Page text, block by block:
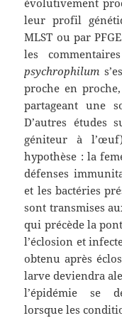
leur profil
MLST ou par
les
psychrophilum
proche en
partageant une
D’autres études
géniteur à
hypothèse : la
défenses
et les bactéries
sont transmises
qui précède la
l’éclosion et
obtenu après
larve deviendra
l’épidémie se
lorsque les